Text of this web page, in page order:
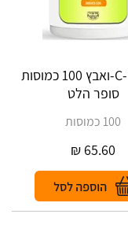
סופר C-D-ואבץ 100 כמוסות
סופר הלט
100 כמוסות
65.60
₪